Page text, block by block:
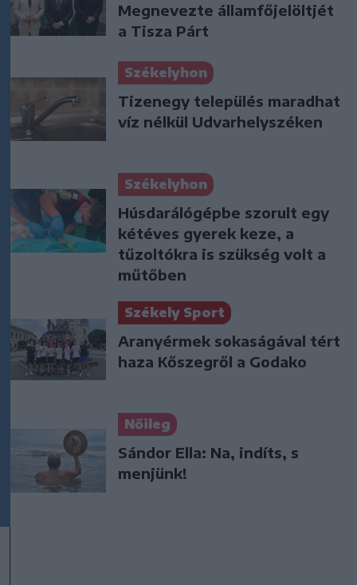
Megnevezte államfőjelöltjét
a Tisza Párt
Székelyhon
Tizenegy település maradhat
víz nélkül Udvarhelyszéken
Székelyhon
Húsdarálógépbe szorult egy
kétéves gyerek keze, a
tűzoltókra is szükség volt a
műtőben
Székely Sport
Aranyérmek sokaságával tért
haza Kőszegről a Godako
Nőileg
Sándor Ella: Na, indíts, s
menjünk!